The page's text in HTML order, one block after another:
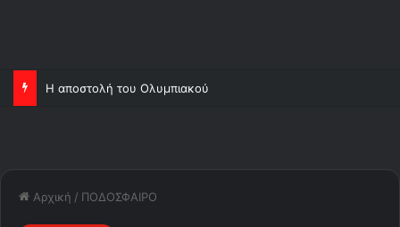
Η αποστολή του Ολυμπιακού
Αρχική / ΠΟΔΟΣΦΑΙΡΟ